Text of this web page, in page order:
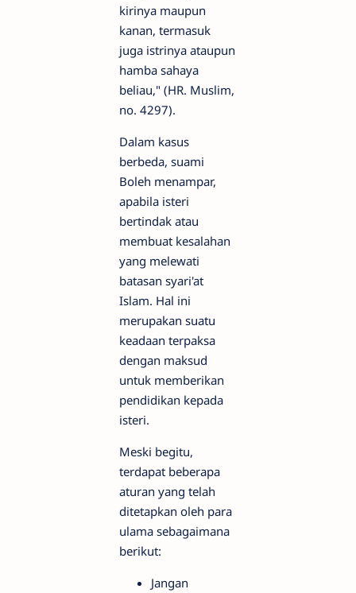
kirinya maupun
kanan, termasuk
juga istrinya ataupun
hamba sahaya
beliau," (HR. Muslim,
no. 4297).
Dalam kasus
berbeda, suami
Boleh menampar,
apabila isteri
bertindak atau
membuat kesalahan
yang melewati
batasan syari'at
Islam. Hal ini
merupakan suatu
keadaan terpaksa
dengan maksud
untuk memberikan
pendidikan kepada
isteri.
Meski begitu,
terdapat beberapa
aturan yang telah
ditetapkan oleh para
ulama sebagaimana
berikut:
Jangan